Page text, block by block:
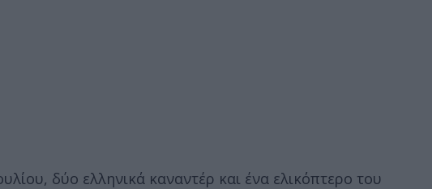
δύο ελληνικά καναντέρ και ένα ελικόπτερο του